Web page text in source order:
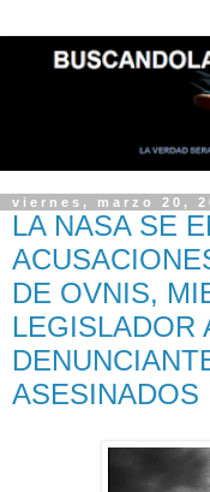
viernes, marzo 20,
LA NASA SE
DE OVNIS,
LEGISLADOR
ASESINADOS